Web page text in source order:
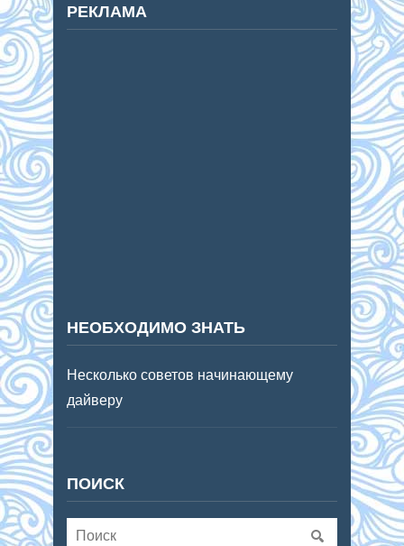
РЕКЛАМА
НЕОБХОДИМО ЗНАТЬ
Несколько советов начинающему
дайверу
ПОИСК